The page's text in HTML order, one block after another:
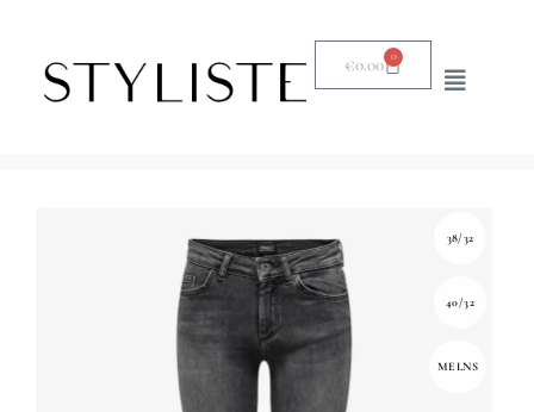
€0.00 0
38/32
40/32
MELNS